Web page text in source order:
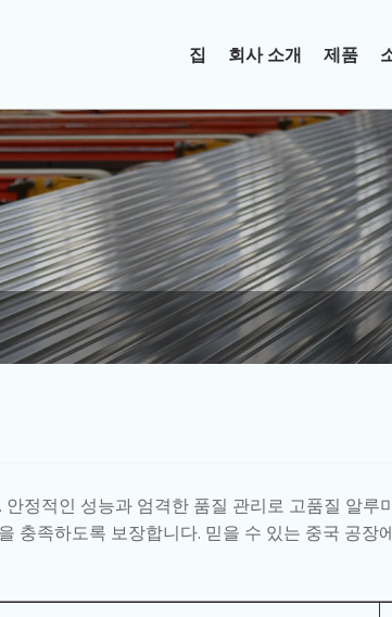
집 회사 소개 제품
정적인 성능과 엄격한 품질 관리로 고품질 알루
충족하도록 보장합니다. 믿을 수 있는 중국 공